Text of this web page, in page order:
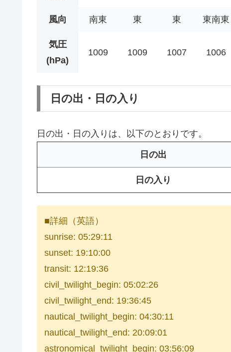
風向 南東 東 東 東南東
気圧
(hPa)
1009 1009 1007 1006
日の出・日の入り
日の出・日の入りは、以下のとおりです。
日の出
日の入り
■詳細（英語）
sunrise: 05:29:11
sunset: 19:10:00
transit: 12:19:36
civil_twilight_begin: 05:02:26
civil_twilight_end: 19:36:45
nautical_twilight_begin: 04:30:11
nautical_twilight_end: 20:09:01
astronomical_twilight_begin: 03:56:09